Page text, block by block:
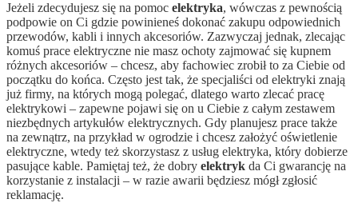
Jeżeli zdecydujesz się na pomoc elektryka, wówczas z pewnością
podpowie on Ci gdzie powinieneś dokonać zakupu odpowiednich
przewodów, kabli i innych akcesoriów. Zazwyczaj jednak, zlecając
komuś prace elektryczne nie masz ochoty zajmować się kupnem
różnych akcesoriów – chcesz, aby fachowiec zrobił to za Ciebie od
początku do końca. Często jest tak, że specjaliści od elektryki znają
już firmy, na których mogą polegać, dlatego warto zlecać pracę
elektrykowi – zapewne pojawi się on u Ciebie z całym zestawem
niezbędnych artykułów elektrycznych. Gdy planujesz prace także
na zewnątrz, na przykład w ogrodzie i chcesz założyć oświetlenie
elektryczne, wtedy też skorzystasz z usług elektryka, który dobierze
pasujące kable. Pamiętaj też, że dobry elektryk da Ci gwarancję na
korzystanie z instalacji – w razie awarii będziesz mógł zgłosić
reklamację.